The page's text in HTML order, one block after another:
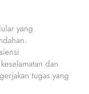
yang
dan
tugas yang